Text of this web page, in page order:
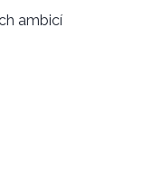
ambicí